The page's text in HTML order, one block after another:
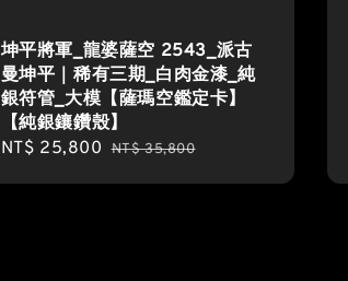
坤平將軍_龍婆薩空 2543_派古
曼坤平｜稀有三期_白肉金漆_純
銀符管_大模【薩瑪空鑑定卡】
【純銀鑲鑽殼】
Sale
NT$ 25,800 Regular
NT$ 35,800